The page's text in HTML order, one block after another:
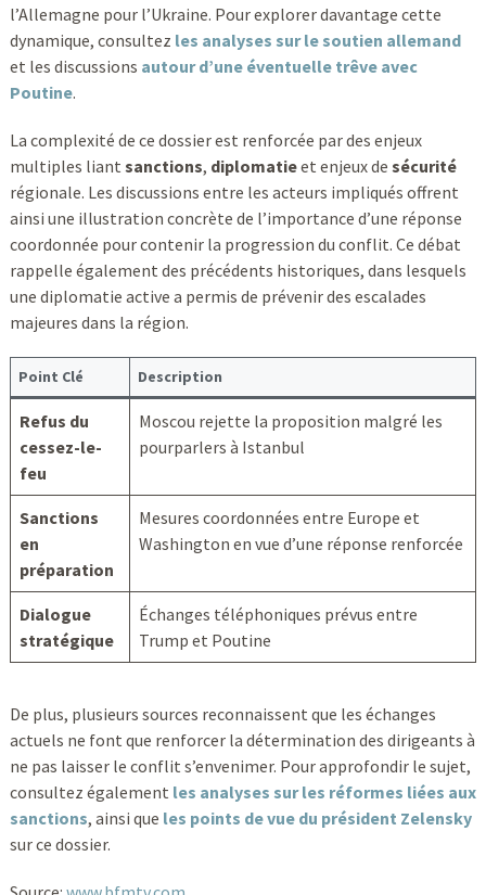
l’Allemagne pour l’Ukraine. Pour explorer davantage cette
dynamique, consultez les analyses sur le soutien allemand
et les discussions autour d’une éventuelle trêve avec
Poutine.
La complexité de ce dossier est renforcée par des enjeux
multiples liant sanctions, diplomatieet enjeux de sécurité
régionale. Les discussions entre les acteurs impliqués offrent
ainsi une illustration concrète de l’importance d’une réponse
coordonnée pour contenir la progression du conflit. Ce débat
rappelle également des précédents historiques, dans lesquels
une diplomatie active a permis de prévenir des escalades
majeures dans la région.
Point Clé Description
Refus du
cessez-le-
feu
Moscou rejette la proposition malgré les
pourparlers à Istanbul
Sanctions
en
préparation
Mesures coordonnées entre Europe et
Washington en vue d’une réponse renforcée
Dialogue
stratégique
Échanges téléphoniques prévus entre
Trump et Poutine
De plus, plusieurs sources reconnaissent que les échanges
actuels ne font que renforcer la détermination des dirigeants à
ne pas laisser le conflit s’envenimer. Pour approfondir le sujet,
consultez également les analyses sur les réformes liées aux
sanctions, ainsi que les points de vue du président Zelensky
sur ce dossier.